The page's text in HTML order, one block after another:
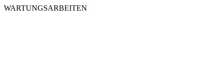
WARTUNGSARBEITEN